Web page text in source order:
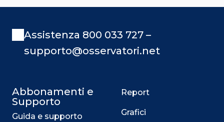
Assistenza 800 033 727 –
supporto@osservatori.net
Abbonamenti e
Supporto
Guida e supporto
Report
Grafici